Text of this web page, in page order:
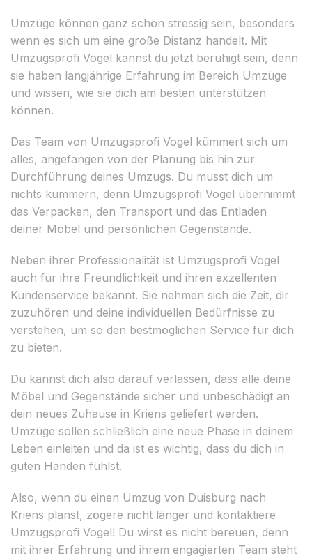
Umzüge können ganz schön stressig sein, besonders
wenn es sich um eine große Distanz handelt. Mit
Umzugsprofi Vogel kannst du jetzt beruhigt sein, denn
sie haben langjährige Erfahrung im Bereich Umzüge
und wissen, wie sie dich am besten unterstützen
können.
Das Team von Umzugsprofi Vogel kümmert sich um
alles, angefangen von der Planung bis hin zur
Durchführung deines Umzugs. Du musst dich um
nichts kümmern, denn Umzugsprofi Vogel übernimmt
das Verpacken, den Transport und das Entladen
deiner Möbel und persönlichen Gegenstände.
Neben ihrer Professionalität ist Umzugsprofi Vogel
auch für ihre Freundlichkeit und ihren exzellenten
Kundenservice bekannt. Sie nehmen sich die Zeit, dir
zuzuhören und deine individuellen Bedürfnisse zu
verstehen, um so den bestmöglichen Service für dich
zu bieten.
Du kannst dich also darauf verlassen, dass alle deine
Möbel und Gegenstände sicher und unbeschädigt an
dein neues Zuhause in Kriens geliefert werden.
Umzüge sollen schließlich eine neue Phase in deinem
Leben einleiten und da ist es wichtig, dass du dich in
guten Händen fühlst.
Also, wenn du einen Umzug von Duisburg nach
Kriens planst, zögere nicht länger und kontaktiere
Umzugsprofi Vogel! Du wirst es nicht bereuen, denn
mit ihrer Erfahrung und ihrem engagierten Team steht